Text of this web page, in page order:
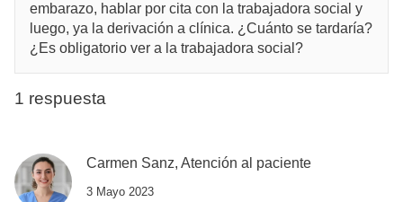
embarazo, hablar por cita con la trabajadora social y
luego, ya la derivación a clínica. ¿Cuánto se tardaría?
¿Es obligatorio ver a la trabajadora social?
1 respuesta
Carmen Sanz, Atención al paciente
3 Mayo 2023